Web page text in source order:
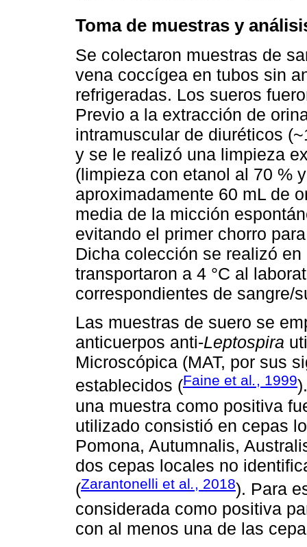
Toma de muestras y
Se colectaron muestras de
vena coccígea en tubos sin
refrigeradas. Los sueros
Previo a la extracción de
intramuscular de diuréticos
y se le realizó una limpieza
(limpieza con etanol al 70 %
aproximadamente 60 mL de
media de la micción
evitando el primer chorro
Dicha colección se realizó
transportaron a 4 °C al
correspondientes de sangre/
Las muestras de suero se
anticuerpos anti-Leptospira
Microscópica (MAT, por sus
establecidos (Faine et al., 1999
una muestra como positiva
utilizado consistió en cepas
Pomona, Autumnalis,
dos cepas locales no
(Zarantonelli et al , 2018). Para
considerada como positiva
con al menos una de las